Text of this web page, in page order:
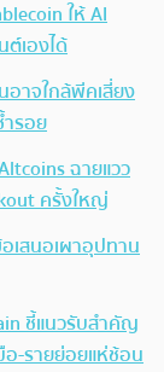
ให้ AI
ต์เองได้
าจใกล้พีคเสี่ยง
รอย
ฉายแวว
ครั้งใหญ่
เสนอเผาอุปทาน
ชี้แนวรับสำคัญ
อ-รายย่อยแห่ช้อน